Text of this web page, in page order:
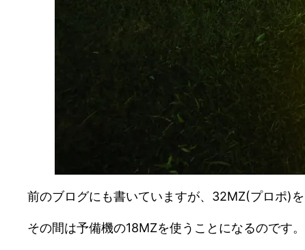
前のブログにも書いていますが、32MZ(プロポ)を
その間は予備機の18MZを使うことになるのです。